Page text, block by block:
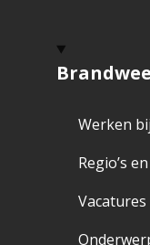
Werken
Regio’s
Vacatures